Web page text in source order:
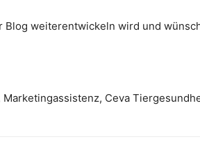
weiterentwickeln wird und
Ceva